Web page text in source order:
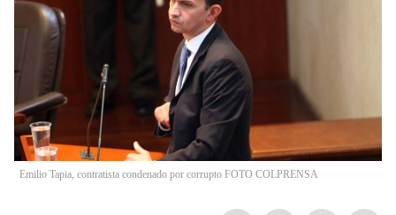
Emilio Tapia, contratista condenado por corrupto FOTO COLPRENSA